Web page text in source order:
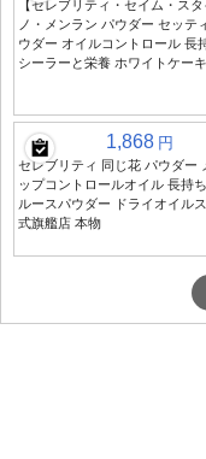
【セレブリティ・セイム・ス
ノ・メンラン パウダー セッテ
ウダー オイルコントロール 長
シーラーと栄養 ホワイトケーキ
1,868 円
セレブリティ 同じ花 パウダー
ップコントロールオイル 長持
ルースパウダー ドライオイル
式旗艦店 本物